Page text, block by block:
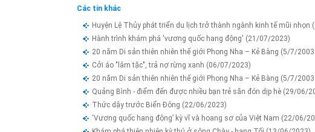
Các tin khác
Huyện Lệ Thủy phát triển du lịch trở thành ngành kinh tế mũi nhọn
Hành trình khám phá 'vương quốc hang động' (21/07/2023)
20 năm Di sản thiên nhiên thế giới Phong Nha – Kẻ Bàng (5/7/
Cởi áo "lâm tặc", trả nợ rừng xanh (06/07/2023)
20 năm Di sản thiên nhiên thế giới Phong Nha – Kẻ Bàng (5/7/
Quảng Bình - điểm đến được nhiều bạn trẻ săn đón dịp hè (29/06/
Thức dậy trước Biển Đông (22/06/2023)
‘Vương quốc hang động’ kỳ vĩ và hoang sơ của Việt Nam (22/06/